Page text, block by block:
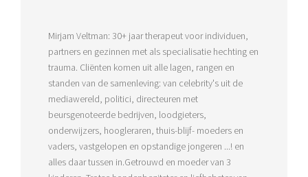
Mirjam Veltman: 30+ jaar therapeut voor individuen,
partners en gezinnen met als specialisatie hechting en
trauma. Cliënten komen uit alle lagen, rangen en
standen van de samenleving: van celebrity's uit de
mediawereld, politici, directeuren met
beursgenoteerde bedrijven, loodgieters,
onderwijzers, hoogleraren, thuis-blijf- moeders en
vaders, vastgelopen en opstandige jongeren ...! en
alles daar tussen in.Getrouwd en moeder van 3